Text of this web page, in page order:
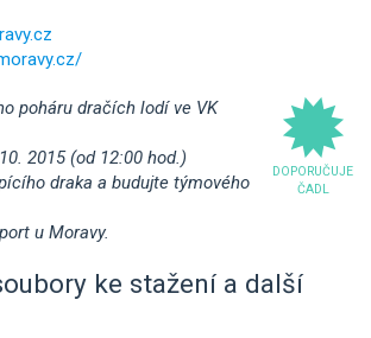
DOPORUČUJE
ČADL
poháru dračích lodí ve VK
2015 (od 12:00 hod.)
draka a budujte týmového
u Moravy.
ke stažení a další